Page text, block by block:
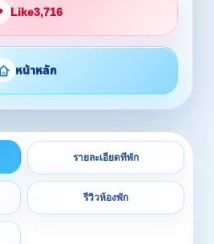
Like3,716
หน้าหลัก
รายละเอียดที่พัก
รีวิวห้องพัก